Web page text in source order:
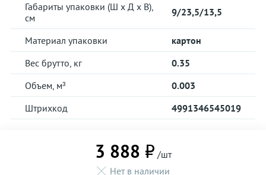
Габариты упаковки (Ш х Д х В),
см
9/23,5/13,5
Материал упаковки
картон
Вес брутто, кг
0.35
Объем, м³
0.003
Штрихкод
4991346545019
3 888 ₽ /шт
Нет в наличии